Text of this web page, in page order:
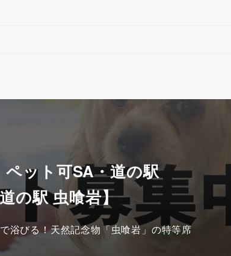
ット可SA・道の駅
の駅 虫喰岩】
浴びる！天然記念物「虫喰岩」の特等席